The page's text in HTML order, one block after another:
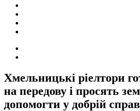
Хмельницькі ріелтори
на передову і просять
допомогти у добрій